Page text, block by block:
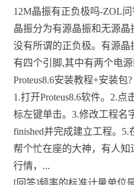
12M晶振有正负极吗-ZOL问
晶振分为有源晶振和无源
没有所谓的正负极。有源
有四个引脚,其中有两个电
Proteus8.6安装教程+安装包?
1.打开Proteus8.6软件。2.点
标左键单击。3.修改工程名
finished并完成建立工程。5.
帮个忙在座的大神，有人
行情，...
[回答]频率的标准计量单位